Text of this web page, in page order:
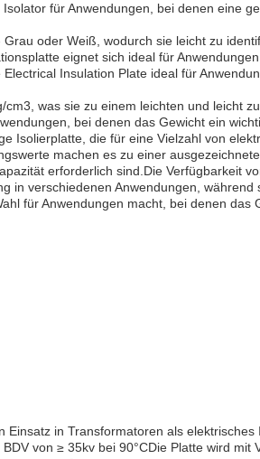
für Anwendungen, bei denen eine
oder Weiß, wodurch sie leicht zu
eignet sich ideal für
Insulation Plate ideal für
was sie zu einem leichten und leicht
bei denen das Gewicht ein
Isolierplatte, die für eine Vielzahl von
machen es zu einer
erforderlich sind.Die Verfügbarkeit
in verschiedenen Anwendungen, während
für Anwendungen macht, bei denen das
in Transformatoren als
von ≥ 35kv bei 90°CDie Platte wird mit